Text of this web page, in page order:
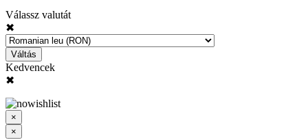
Válassz valutát
✖
Váltás
Kedvencek
✖
×
×